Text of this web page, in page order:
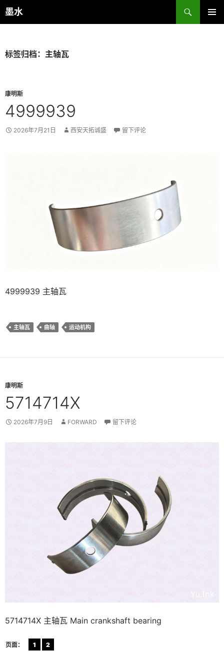
跳
至
墨水
搜
索
标签归档：主轴瓦
康明斯
4999939
2026年7月21日 西安天拓诚盛 留下评论
4999939 主轴瓦
主轴瓦 曲轴 运动机构
康明斯
5714714X
2026年7月9日 FORWARD 留下评论
5714714X 主轴瓦 Main crankshaft bearing
页面： 1 2